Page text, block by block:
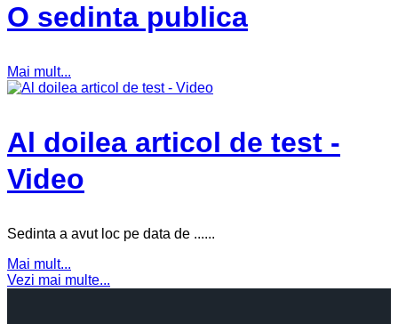
O sedinta publica
Mai mult...
Al doilea articol de test -
Video
Sedinta a avut loc pe data de ......
Mai mult...
Vezi mai multe...